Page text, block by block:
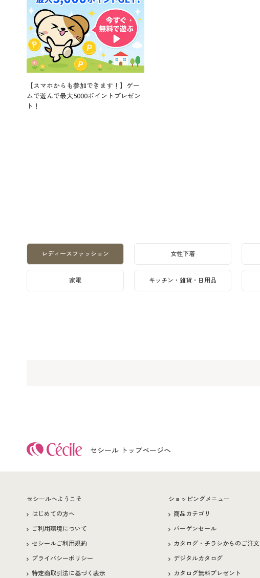
【スマホからも参加できます！】ゲー
ムで遊んで最大5000ポイントプレゼン
ト！
レディースファッション 女性下着
家電 キッチン・雑貨・日用品
セシール トップページへ
セシールへようこそ
はじめての方へ
ご利用環境について
セシールご利用規約
プライバシーポリシー
特定商取引法に基づく表示
ショッピングメニュー
商品カテゴリ
バーゲンセール
カタログ・チラシからのご注文
デジタルカタログ
カタログ無料プレゼント